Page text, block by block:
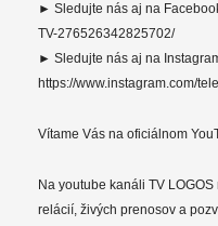
► Sledujte nás aj na
TV-276526342825702/
► Sledujte nás aj na
https://www.instagram.com/
Vítame Vás na oficiálnom
Na youtube kanáli TV
relácií, živých prenosov a